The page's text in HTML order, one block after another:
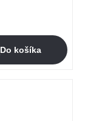
Do košíka